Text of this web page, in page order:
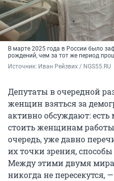
В марте 2025 года в России было
рождений, чем за тот же период
Источник: Иван Рейзвих / NGS55.RU
Депутаты в очередной
женщин взяться за
активно обсуждают:
стоить женщинам
очередь, уже давно
их точки зрения,
Между этими двумя
никогда не пересекутся,